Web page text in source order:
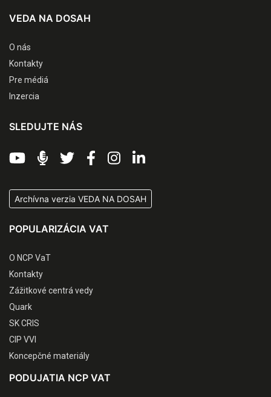
VEDA NA DOSAH
O nás
Kontakty
Pre médiá
Inzercia
SLEDUJTE NÁS
Archívna verzia VEDA NA DOSAH
POPULARIZÁCIA VAT
O NCP VaT
Kontakty
Zážitkové centrá vedy
Quark
SK CRIS
CIP VVI
Koncepčné materiály
PODUJATIA NCP VAT